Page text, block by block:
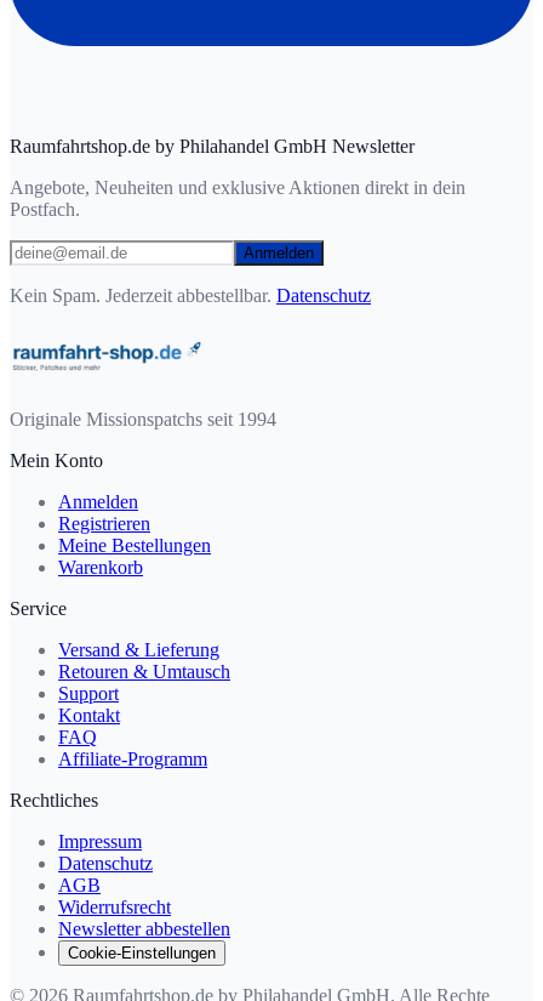
Raumfahrtshop.de by Philahandel GmbH Newsletter
Angebote, Neuheiten und exklusive Aktionen direkt in dein
Postfach.
Anmelden
Kein Spam. Jederzeit abbestellbar. Datenschutz
Originale Missionspatchs seit 1994
Mein Konto
Anmelden
Registrieren
Meine Bestellungen
Warenkorb
Service
Versand & Lieferung
Retouren & Umtausch
Support
Kontakt
FAQ
Affiliate-Programm
Rechtliches
Impressum
Datenschutz
AGB
Widerrufsrecht
Newsletter abbestellen
Cookie-Einstellungen
© 2026 Raumfahrtshop.de by Philahandel GmbH. Alle Rechte